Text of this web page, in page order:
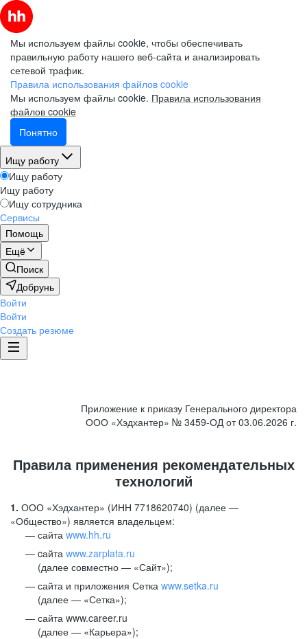
Мы используем файлы cookie, чтобы обеспечивать
правильную работу нашего веб-сайта и анализировать
сетевой трафик.
Правила использования файлов cookie
Мы используем файлы cookie. Правила использования
файлов cookie
Понятно
Ищу работу
Ищу работу
Ищу работу
Ищу сотрудника
Сервисы
Помощь
Ещё
Поиск
Добрунь
Войти
Войти
Создать резюме
Приложение к приказу Генерального директора
ООО «Хэдхантер» № 3459-ОД от 03.06.2026 г.
Правила применения рекомендательных
технологий
1. ООО «Хэдхантер» (ИНН 7718620740) (далее —
«Общество») является владельцем:
сайта www.hh.ru
cайта www.zarplata.ru
(далее совместно — «Сайт»);
сайта и приложения Сетка www.setka.ru
(далее — «Сетка»);
сайта www.career.ru
(далее — «Карьера»);